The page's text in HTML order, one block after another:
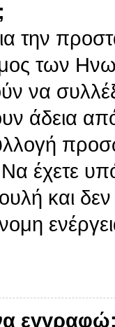
την
των
να
άδεια
έχετε
και δεν